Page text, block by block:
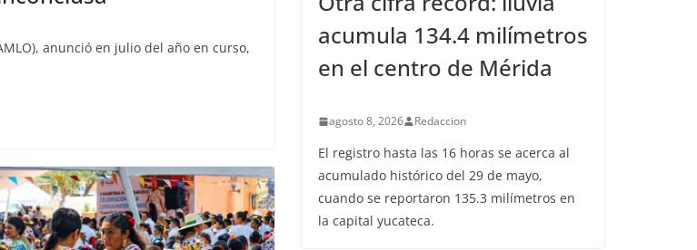
anunció en julio del año en curso,
acumula 134.4 milímetros
en el centro de Mérida
agosto 8, 2026 Redaccion
El registro hasta las 16 horas se acerca al
acumulado histórico del 29 de mayo,
cuando se reportaron 135.3 milímetros en
la capital yucateca.